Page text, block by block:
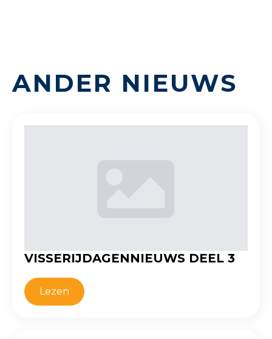
ANDER NIEUWS
VISSERIJDAGENNIEUWS DEEL 3
Lezen